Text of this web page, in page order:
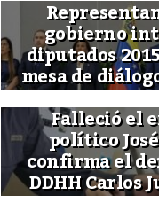
gobierno
diputados
mesa de
Falleció el
político
confirma el
DDHH Carlos